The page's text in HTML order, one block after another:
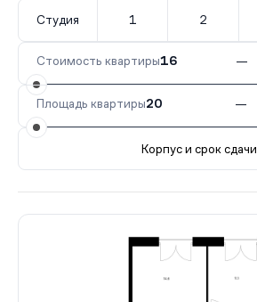
Студия 1 2
Стоимость квартиры16 —
Площадь квартиры20 —
Корпус и срок сдачи
2.180 кв.Сдан